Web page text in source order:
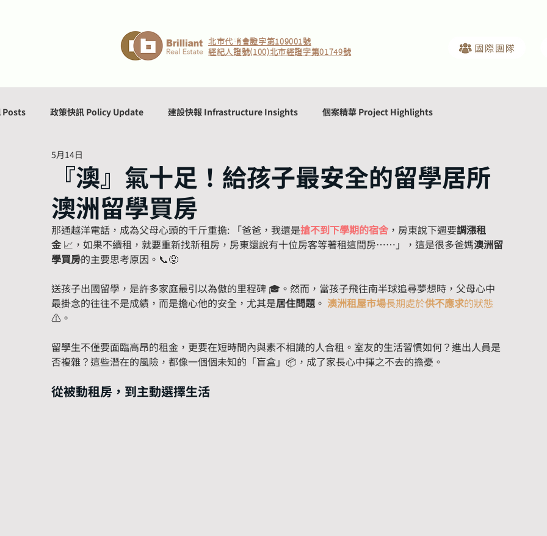
北市代銷會證字第109001號
經紀人證號(100)北市經證字第01749號
Posts 政策快訊 Policy Update 建設快報 Infrastructure Insights 個案精華 Project Highlights
生活文化 Lifestyle & Culture
『澳』氣十足！給孩子最安全的留學居所
澳洲留學買房
5月14日
那通越洋電話，成為父母心頭的千斤重擔: 「爸爸，我還是搶不到下學期的宿舍 ，房東說下週要調漲租
金 📈，如果不續租，就要重新找新租房，房東還說有十位房客等著租這間房……」，這是很多爸媽澳洲留
學買房的主要思考原因。📞😟
送孩子出國留學，是許多家庭最引以為傲的里程碑 🎓。然而，當孩子飛往南半球追尋夢想時，父母心中
最掛念的往往不是成績，而是擔心他的安全，尤其是居住問題 。 澳洲租屋市場長期處於供不應求的狀態
⚠️。
留學生不僅要面臨高昂的租金，更要在短時間內與素不相識的人合租。室友的生活習慣如何？進出人員是
否複雜？這些潛在的風險，都像一個個未知的「盲盒」📦，成了家長心中揮之不去的擔憂。
從被動租房，到主動選擇生活